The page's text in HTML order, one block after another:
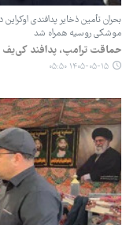
بحران تأمین ذخایر پدافندی
موشکی روسیه همراه شد
حماقت ترامپ، پدافند کی‌یف
۱۴۰۵-۰۵-۱۵ ۰۵:۵۰